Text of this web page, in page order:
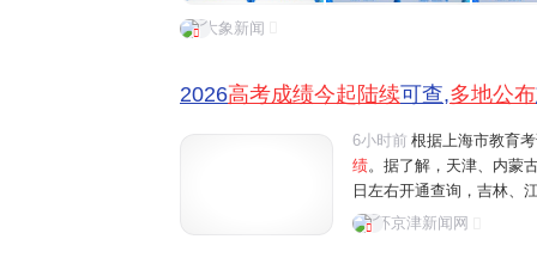
大象新闻
2026高考成绩今起陆续可查,多地公布
6小时前 根据上海市教育
绩。据了解，天津、内蒙
日左右开通查询，吉林、
外，多地已陆续公布
环京津新闻网